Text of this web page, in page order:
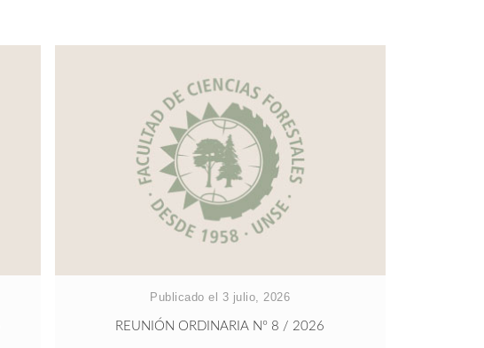
Publicado el 3 julio, 2026
REUNIÓN ORDINARIA Nº 8 / 2026